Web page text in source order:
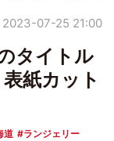
2023-07-25 21:00
タイトル
紙カット
道
ランジェリー